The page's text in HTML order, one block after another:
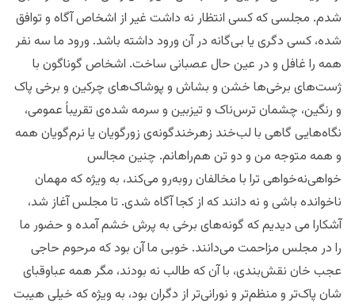
شدم. مجلسی که کسی انتظار نه داشت غیر از اشخاص آگاه و توافق
شده، کسی دگری یا بی‌‌گانه در آن ورود داشته باشد. ورود ما سه نفر
همه را غافل و در عین حال عصبانی ساخت. اشخاص گوناگون با
ژست‌های برخی‌‌ها خشن و بشاش و پوشاک‌های چرکین و برخی پاک
و رنگین، چشمان ترس‌ناک و تیزبین و سرمه شده‌ی تقریباً عمومی،
نگاه‌هایی گاهی با لب‌خند زهرخند‌گونه‌ی زورگویان یا نرم‌گویان همه
و همه متوجه من و دو تن هم‌راهانم. چنین مجالس
خواهی‌‌نه‌خواهی ترا با مخالفان روبه‌رو می‌کند، به ویژه که مهمان
ناخوانده باشی و نه دانند که از کجا آگاه شدی. تا مجلس آغاز شد،
آشکارا می دیدیم که گونه‌های برخی به پرش خشم آمده و حضور ما
را در مجلس مزاحمت می‌دانند. خوبی ما آن بود که مرحوم حاجی
عجب خان نقش‌بندی، با آن که طالب نه بودند، مگر همه عبا‌و‌قبای
شان پاک‌تر و‌ منظم‌تر و نورانی‌تر از دگران بود، به ویژه که خیلی هیبت‌